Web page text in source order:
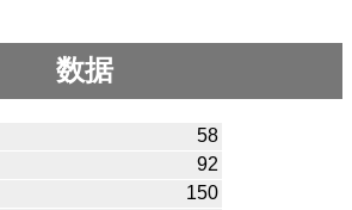
数据
58
92
150